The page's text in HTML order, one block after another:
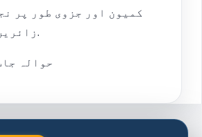
کمیون اور جزوی طور پر
زائرین کے لئے کھلا.
حوالہ